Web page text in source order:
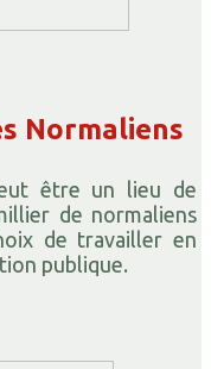
Normaliens
être un lieu de
de normaliens
de travailler en
publique.